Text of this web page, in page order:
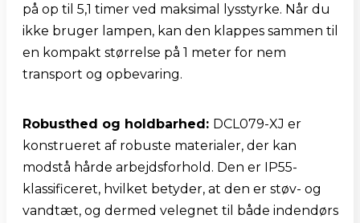
på op til 5,1 timer ved maksimal lysstyrke. Når du
ikke bruger lampen, kan den klappes sammen til
en kompakt størrelse på 1 meter for nem
transport og opbevaring.
Robusthed og holdbarhed: DCL079-XJ er
konstrueret af robuste materialer, der kan
modstå hårde arbejdsforhold. Den er IP55-
klassificeret, hvilket betyder, at den er støv- og
vandtæt, og dermed velegnet til både indendørs